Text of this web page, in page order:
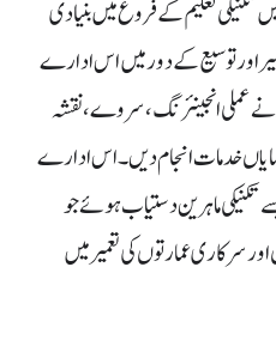
تعلیم کے فروغ میں بنیادی
اور توسیع کے دور میں اس ادارے
عملی انجینئرنگ، سروے، نقشہ
خدمات انجام دیں۔ اس ادارے
تکنیکی ماہرین دستیاب ہوئے جو
سرکاری عمارتوں کی تعمیر میں